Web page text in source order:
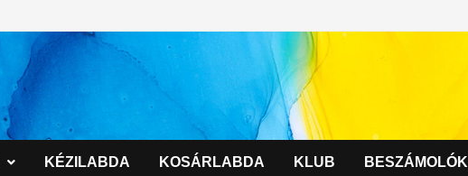
KÉZILABDA KOSÁRLABDA KLUB BESZÁMOLÓK